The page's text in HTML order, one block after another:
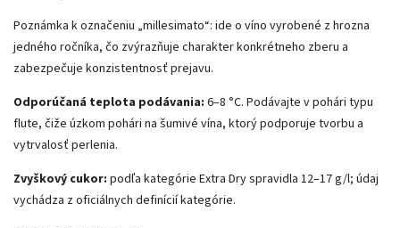
Poznámka k označeniu „millesimato“: ide o víno vyrobené z hrozna
jedného ročníka, čo zvýrazňuje charakter konkrétneho zberu a
zabezpečuje konzistentnosť prejavu.
Odporúčaná teplota podávania: 6–8 °C. Podávajte v pohári typu
flute, čiže úzkom pohári na šumivé vína, ktorý podporuje tvorbu a
vytrvalosť perlenia.
Zvyškový cukor: podľa kategórie Extra Dry spravidla 12–17 g/l; údaj
vychádza z oficiálnych definícií kategórie.